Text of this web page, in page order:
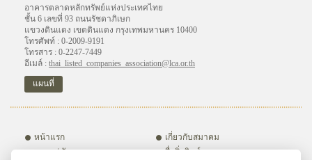
อาคารตลาดหลักทรัพย์แห่งประเทศไทย
ชั้น 6 เลขที่ 93 ถนนรัชดาภิเษก
แขวงดินแดง เขตดินแดง กรุงเทพมหานคร 10400
โทรศัพท์ : 0-2009-9191
โทรสาร : 0-2247-7449
อีเมล์ : thai_listed_companies_association@lca.or.th
แผนที่
หน้าแรก
อบรม / สัมมนา
เกี่ยวกับสมาคม
สื่อสิ่งพิมพ์